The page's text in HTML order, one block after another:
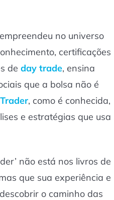
no universo
certificações
de day trade, ensina
que a bolsa não é
Trader, como é conhecida,
e estratégias que usa
não está nos livros de
que sua experiência e
o caminho das